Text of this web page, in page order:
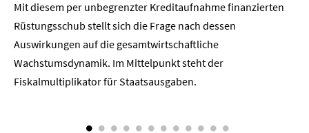
Kontakt
Termine
Newsletter
Mit diesem per unbegrenzter Kreditaufnahme finanzierten
Rüstungsschub stellt sich die Frage nach dessen
Auswirkungen auf die gesamtwirtschaftli­che
Wachstumsdynamik. Im Mittelpunkt steht der
Fiskalmultiplikator für Staatsausgaben.